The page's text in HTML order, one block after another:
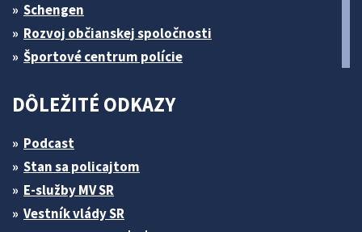
Schengen
Rozvoj občianskej spoločnosti
Športové centrum polície
DÔLEŽITÉ ODKAZY
Podcast
Stan sa policajtom
E-služby MV SR
Vestník vlády SR